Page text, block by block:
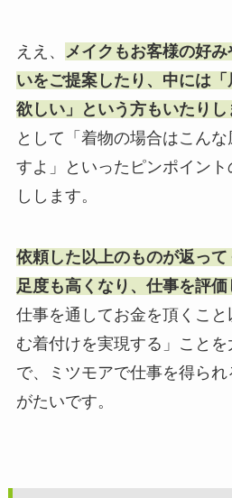
ええ、
メイクもお客様の好
いをご提案したり、中には
欲しい」という方もいたりし
として「着物の場合はこん
すよ」といったピンポイン
しします。
依頼した以上のものが返っ
足度も高くなり、仕事を評価
仕事を通してお金を頂くこ
む着付けを実現する」こと
で、ミツモアで仕事を得ら
がたいです。